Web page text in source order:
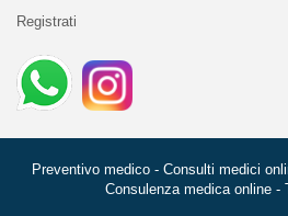
Registrati
Preventivo medico - Consulti medici
Consulenza medica online -